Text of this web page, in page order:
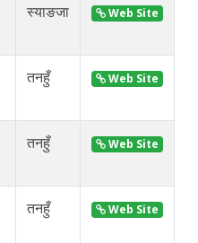
स्याङजा Web Site
तनहुँ Web Site
तनहुँ Web Site
तनहुँ Web Site